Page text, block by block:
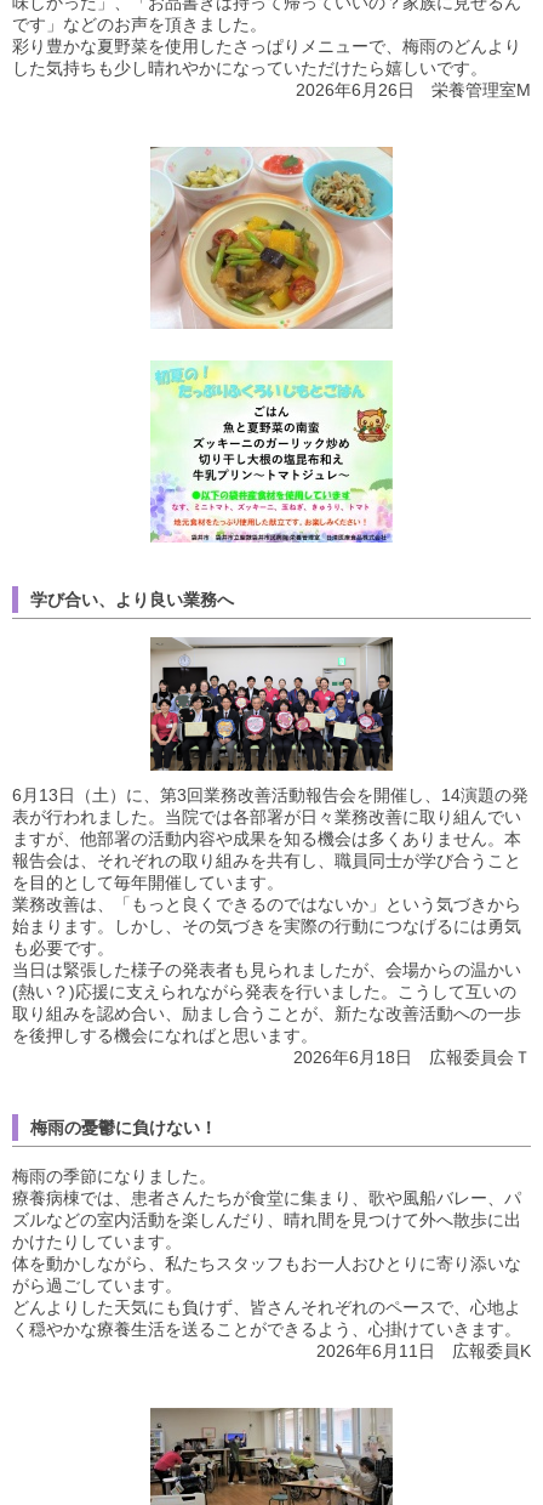
です」などのお声を頂きました。
彩り豊かな夏野菜を使用したさっぱりメニューで、梅雨のどんより
した気持ちも少し晴れやかになっていただけたら嬉しいです。
2026年6月26日 栄養管理室M
学び合い、より良い業務へ
6月13日（土）に、第3回業務改善活動報告会を開催し、14演題の発
表が行われました。当院では各部署が日々業務改善に取り組んでい
ますが、他部署の活動内容や成果を知る機会は多くありません。本
報告会は、それぞれの取り組みを共有し、職員同士が学び合うこと
を目的として毎年開催しています。
業務改善は、「もっと良くできるのではないか」という気づきから
始まります。しかし、その気づきを実際の行動につなげるには勇気
も必要です。
当日は緊張した様子の発表者も見られましたが、会場からの温かい
(熱い？)応援に支えられながら発表を行いました。こうして互いの
取り組みを認め合い、励まし合うことが、新たな改善活動への一歩
を後押しする機会になればと思います。
2026年6月18日 広報委員会Ｔ
梅雨の憂鬱に負けない！
梅雨の季節になりました。
療養病棟では、患者さんたちが食堂に集まり、歌や風船バレー、パ
ズルなどの室内活動を楽しんだり、晴れ間を見つけて外へ散歩に出
かけたりしています。
体を動かしながら、私たちスタッフもお一人おひとりに寄り添いな
がら過ごしています。
どんよりした天気にも負けず、皆さんそれぞれのペースで、心地よ
く穏やかな療養生活を送ることができるよう、心掛けていきます。
2026年6月11日 広報委員K